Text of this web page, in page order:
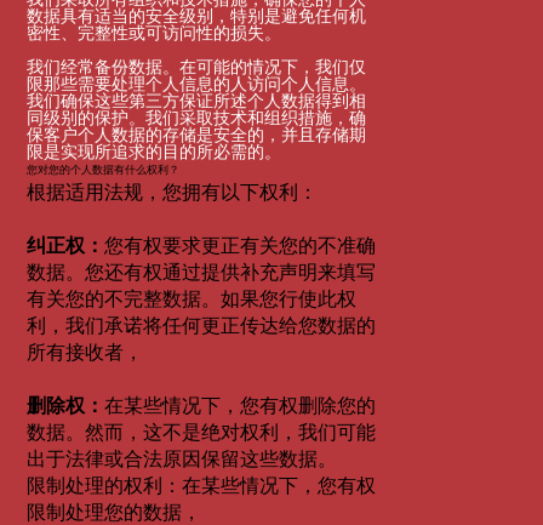
数据具有适当的安全级别，特别是避免任何机
密性、完整性或可访问性的损失。
我们经常备份数据。在可能的情况下，我们仅
限那些需要处理个人信息的人访问个人信息。
我们确保这些第三方保证所述个人数据得到相
同级别的保护。我们采取技术和组织措施，确
保客户个人数据的存储是安全的，并且存储期
限是实现所追求的目的所必需的。
您对您的个人数据有什么权利？
根据适用法规，您拥有以下权利：
纠正权：您有权要求更正有关您的不准确
数据。您还有权通过提供补充声明来填写
有关您的不完整数据。如果您行使此权
利，我们承诺将任何更正传达给您数据的
所有接收者，
删除权：在某些情况下，您有权删除您的
数据。然而，这不是绝对权利，我们可能
出于法律或合法原因保留这些数据。
限制处理的权利：在某些情况下，您有权
限制处理您的数据，